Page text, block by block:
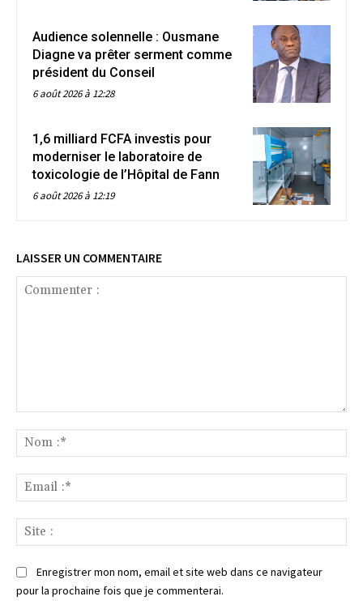
Audience solennelle : Ousmane
Diagne va prêter serment comme
président du Conseil
6 août 2026 à 12:28
1,6 milliard FCFA investis pour
moderniser le laboratoire de
toxicologie de l’Hôpital de Fann
6 août 2026 à 12:19
LAISSER UN COMMENTAIRE
:*
:*
:
Enregistrer mon nom, email et site web dans ce navigateur
pour la prochaine fois que je commenterai.